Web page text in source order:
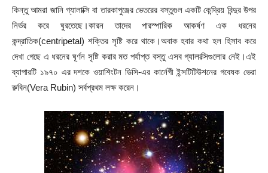
কিন্তু আমরা জানি গ্যালাক্সি বা তারকাপুঞ্জের ভেতরের বস্তুগুল একটি কেন্দ্রিয় বিন্দুর উপর
নির্ভর করে ঘুরতেছে।কারন তাদের পারস্পারিক আকর্ষণ এক ধরনের
কন্দ্রাতিক(centripetal) শক্তির সৃষ্টি করে থাকে।অবাক হবার কথা হল হিসাব করে
দেখা গেছে এ ধরনের ঘূর্ণন সৃষ্টি করার মত পর্যাপ্ত বস্তু এসব গ্যালাক্সিগুলোর নেই।এই
ব্যাপারটি ১৯৭০ এর দশকে ওয়াশিংটন ডিসি-এর কার্নেগী ইন্সটিটিউশনের গবেষক ভেরা
রুবিন(Vera Rubin) সর্বপ্রথম লক্ষ করেন।